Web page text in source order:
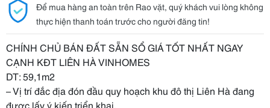
Để mua hàng an toàn trên Rao vặt, quý khách vui lòng không
thực hiện thanh toán trước cho người đăng tin!
CHÍNH CHỦ BÁN ĐẤT SẴN SỔ GIÁ TỐT NHẤT NGAY
CẠNH KĐT LIÊN HÀ VINHOMES
DT: 59,1m2
– Vị trí đắc địa đón đầu quy hoạch khu đô thị Liên Hà đang
được lấy ý kiến triển khai.